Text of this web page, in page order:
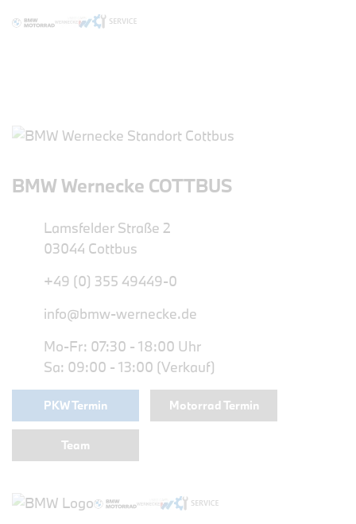
BMW Wernecke COTTBUS
Lamsfelder Straße 2
03044 Cottbus
+49 (0) 355 49449-0
info@bmw-wernecke.de
Mo-Fr: 07:30 - 18:00 Uhr
Sa: 09:00 - 13:00 (Verkauf)
PKW Termin Motorrad Termin
Team